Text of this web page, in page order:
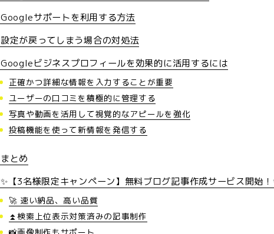
Googleサポートを利用する方法
設定が戻ってしまう場合の対処法
Googleビジネスプロフィールを効果的に活用するには
正確かつ詳細な情報を入力することが重要
ユーザーの口コミを積極的に管理する
写真や動画を活用して視覚的なアピールを強化
投稿機能を使って新情報を発信する
まとめ
✨【3名様限定キャンペーン】無料ブログ記事作成サービス開始！
🚀 速い納品、高い品質
⏫検索上位表示対策済みの記事制作